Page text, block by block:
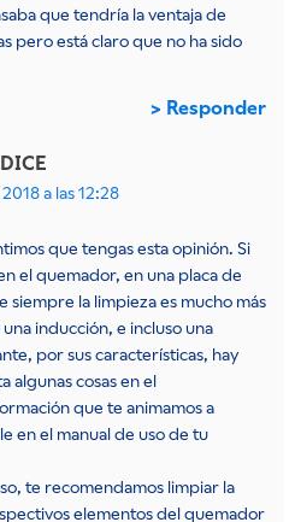
que tendría la ventaja de
pero está claro que no ha sido
Responder
DICE
a las 12:28
que tengas esta opinión. Si
el quemador, en una placa de
siempre la limpieza es mucho más
inducción, e incluso una
por sus características, hay
algunas cosas en el
que te animamos a
en el manual de uso de tu
te recomendamos limpiar la
elementos del quemador